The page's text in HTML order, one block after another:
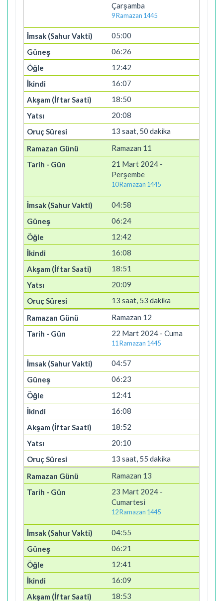
Çarşamba
9 Ramazan 1445
05:00
06:26
12:42
16:07
18:50
20:08
13 saat, 50 dakika
Ramazan 11
21 Mart 2024 -
Perşembe
10 Ramazan 1445
04:58
06:24
12:42
16:08
18:51
20:09
13 saat, 53 dakika
Ramazan 12
22 Mart 2024 - Cuma
11 Ramazan 1445
04:57
06:23
12:41
16:08
18:52
20:10
13 saat, 55 dakika
Ramazan 13
23 Mart 2024 -
Cumartesi
12 Ramazan 1445
04:55
06:21
12:41
16:09
18:53